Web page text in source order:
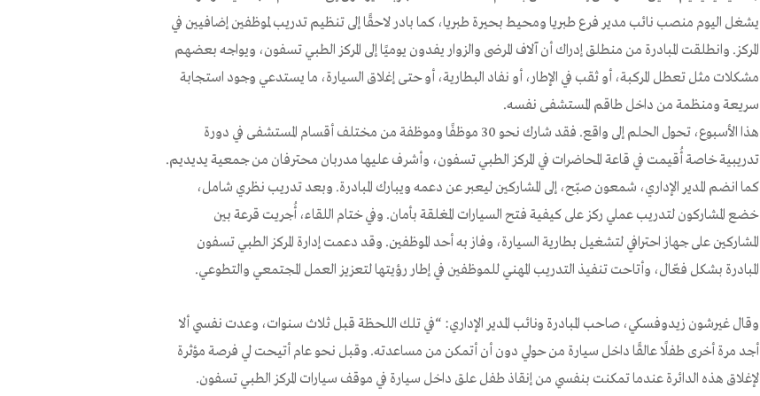
يشغل اليوم منصب نائب مدير فرع طبريا ومحيط بحيرة طبريا، كما بادر لاحقًا إلى تنظيم تدريب لموظفين إضافيين في
المركز. وانطلقت المبادرة من منطلق إدراك أن آلاف المرضى والزوار يفدون يوميًا إلى المركز الطبي تسفون، ويواجه بعضهم
مشكلات مثل تعطل المركبة، أو ثقب في الإطار، أو نفاد البطارية، أو حتى إغلاق السيارة، ما يستدعي وجود استجابة
سريعة ومنظمة من داخل طاقم المستشفى نفسه.
هذا الأسبوع، تحول الحلم إلى واقع. فقد شارك نحو 30 موظفًا وموظفة من مختلف أقسام المستشفى في دورة
تدريبية خاصة أُقيمت في قاعة المحاضرات في المركز الطبي تسفون، وأشرف عليها مدربان محترفان من جمعية يديديم.
كما انضم المدير الإداري، شمعون صبّح، إلى المشاركين ليعبر عن دعمه ويبارك المبادرة. وبعد تدريب نظري شامل،
خضع المشاركون لتدريب عملي ركز على كيفية فتح السيارات المغلقة بأمان. وفي ختام اللقاء، أُجريت قرعة بين
المشاركين على جهاز احترافي لتشغيل بطارية السيارة، وفاز به أحد الموظفين. وقد دعمت إدارة المركز الطبي تسفون
المبادرة بشكل فعّال، وأتاحت تنفيذ التدريب المهني للموظفين في إطار رؤيتها لتعزيز العمل المجتمعي والتطوعي.
وقال غيرشون زيدوفسكي، صاحب المبادرة ونائب المدير الإداري: “في تلك اللحظة قبل ثلاث سنوات، وعدت نفسي ألا
أجد مرة أخرى طفلًا عالقًا داخل سيارة من حولي دون أن أتمكن من مساعدته. وقبل نحو عام أتيحت لي فرصة مؤثرة
لإغلاق هذه الدائرة عندما تمكنت بنفسي من إنقاذ طفل علق داخل سيارة في موقف سيارات المركز الطبي تسفون.